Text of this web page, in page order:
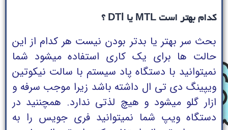
کدام بهتر است MTL یا DTl ؟
بحث سر بهتر یا بدتر بودن نیست هر کدام از این
حالت ها برای یک کاری استفاده میشود شما
نمیتوانید با دستگاه پاد سیستم با سالت نیکوتین
ویپینگ دی تی ال داشته باشد زیرا موجب سرفه و
ازار گلو میشود و هیچ لذتی ندارد. همچننید در
دستگاه ویپ شما نمیتوانید فری جویس را به